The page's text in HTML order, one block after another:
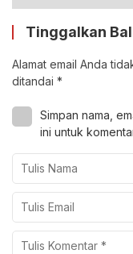
Tinggalkan
Alamat email Anda
ditandai *
Simpan nama,
ini untuk